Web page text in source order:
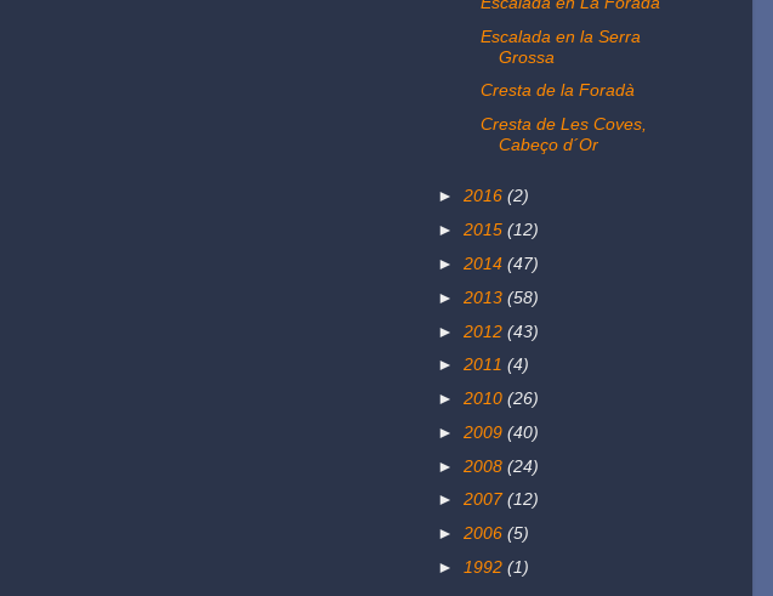
Escalada en la Serra
Grossa
Cresta de la Foradà
Cresta de Les Coves,
Cabeço d´Or
► 2016 (2)
► 2015 (12)
► 2014 (47)
► 2013 (58)
► 2012 (43)
► 2011 (4)
► 2010 (26)
► 2009 (40)
► 2008 (24)
► 2007(12)
► 2006 (5)
►
1992 (1)